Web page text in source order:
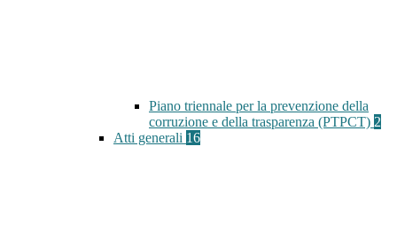
Piano triennale per la prevenzione della
corruzione e della trasparenza (PTPCT) 2
Atti generali 16